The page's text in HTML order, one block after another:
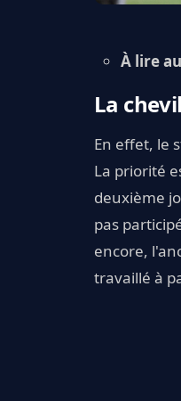
À lire
La
En effet, le
La priorité
deuxième
pas
encore,
travaillé à